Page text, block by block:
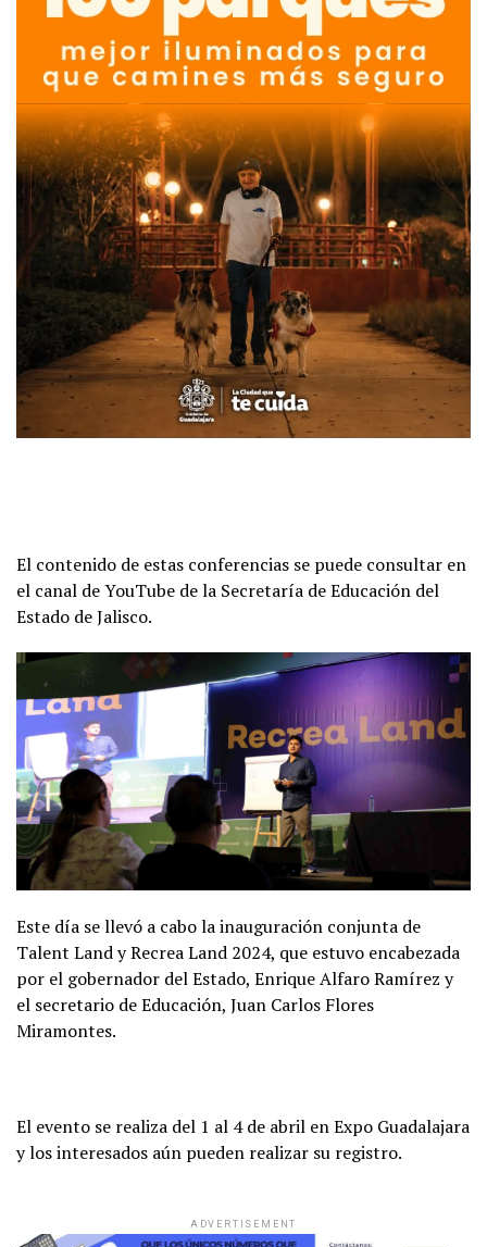
El contenido de estas conferencias se puede consultar en
el canal de YouTube de la Secretaría de Educación del
Estado de Jalisco.
Este día se llevó a cabo la inauguración conjunta de
Talent Land y Recrea Land 2024, que estuvo encabezada
por el gobernador del Estado, Enrique Alfaro Ramírez y
el secretario de Educación, Juan Carlos Flores
Miramontes.
El evento se realiza del 1 al 4 de abril en Expo Guadalajara
y los interesados aún pueden realizar su registro.
ADVERTISEMENT